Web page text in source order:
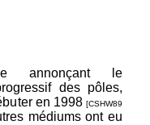
annonçant le
des pôles,
en 1998 [CSHW89
médiums ont eu